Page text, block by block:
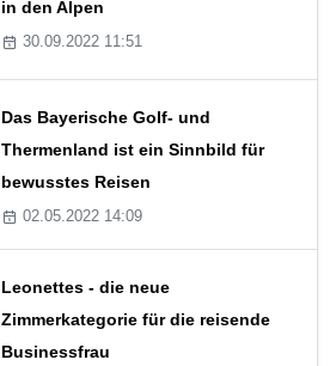
in den Alpen
30.09.2022 11:51
Das Bayerische Golf- und
Thermenland ist ein Sinnbild für
bewusstes Reisen
02.05.2022 14:09
Leonettes - die neue
Zimmerkategorie für die reisende
Businessfrau